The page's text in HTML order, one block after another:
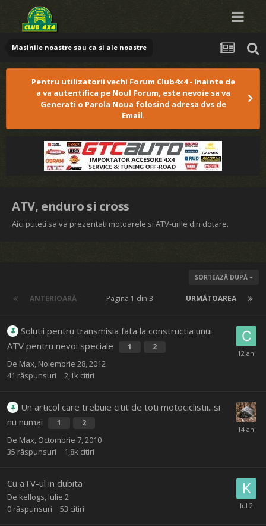
Masinile noastre sau ca si ale noastre
Pentru utilizatorii vechi Forum Club4x4 - Inainte de
a va autentifica pe Noul Forum, este nevoie sa va
Generati o Parola Noua folosind adresa dvs de
Email.
ATV, enduro si cross
Aici puteti sa va prezentati motoarele si ATV-urile din dotare.
SORTEAZĂ DUPĂ
ANTERIOARĂ URMĂTOAREA
Pagina 1 din 3
Solutii pentru transmisia fata la constructia unui
ATV pentru nevoi speciale
1 2
De Max Noiembrie 28, 2012
41 răspunsuri 2,1k citiri
Un articol care trebuie citit de toti motociclistii...si
nu numai
1 2
De Max Octombrie 7, 2010
35 răspunsuri 1,8k citiri
Cu aTV-ul in dubita
De kellogs Iulie 2
0 răspunsuri 53 citiri